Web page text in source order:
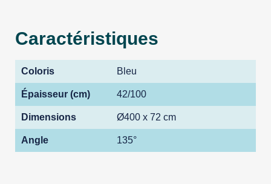
Caractéristiques
Coloris Bleu
Épaisseur (cm) 42/100
Dimensions Ø400 x 72 cm
Angle 135°